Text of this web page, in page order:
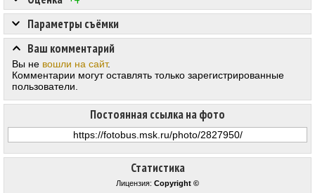
Статистика
Лицензия: Copyright ©
Постоянная ссылка на фото
Параметры съёмки
Ваш комментарий
Вы не вошли на сайт.
Комментарии могут оставлять только зарегистрированные
пользователи.